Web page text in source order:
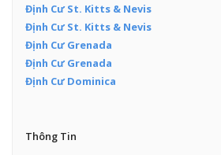
Định Cư St. Kitts & Nevis
Định Cư St. Kitts & Nevis
Định Cư Grenada
Định Cư Grenada
Định Cư Dominica
Thông Tin